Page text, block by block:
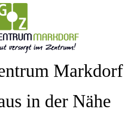
Markdorf
in der Nähe